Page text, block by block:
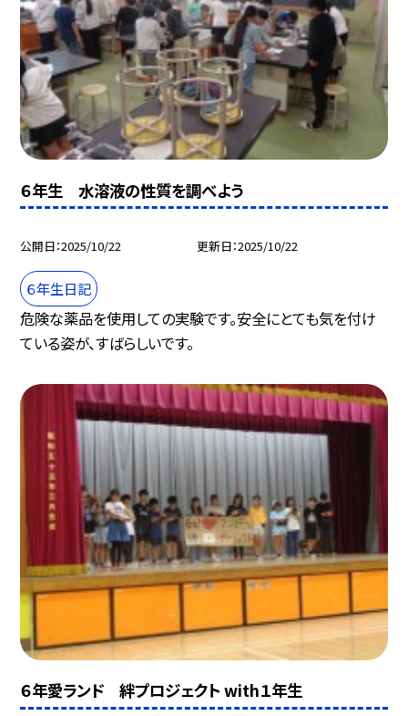
６年生 水溶液の性質を調べよう
公開日 2025/10/22 更新日 2025/10/22
６年生日記
危険な薬品を使用しての実験です。安全にとても気を付け
ている姿が、すばらしいです。
６年愛ランド 絆プロジェクト with１年生